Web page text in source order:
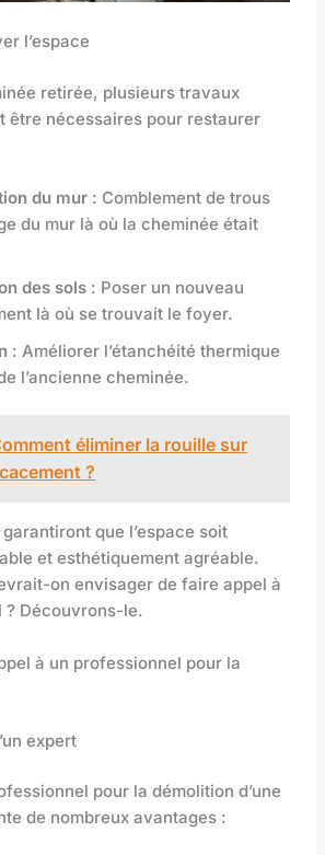
l’espace
retirée, plusieurs travaux
être nécessaires pour restaurer
du mur : Comblement de trous
du mur là où la cheminée était
des sols : Poser un nouveau
là où se trouvait le foyer.
: Améliorer l’étanchéité thermique
l’ancienne cheminée.
éliminer la rouille sur
?
que l’espace soit
et esthétiquement agréable.
on envisager de faire appel à
? Découvrons-le.
à un professionnel pour la
expert
pour la démolition d’une
de nombreux avantages :